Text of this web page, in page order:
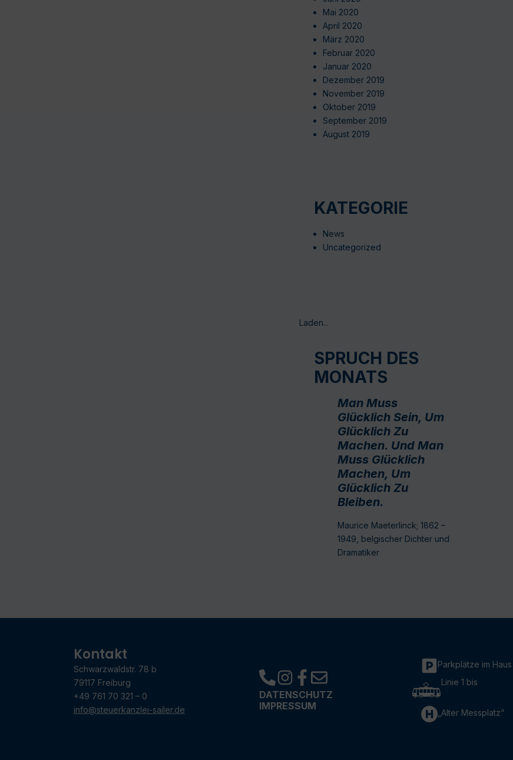
Mai 2020
April 2020
März 2020
Februar 2020
Januar 2020
Dezember 2019
November 2019
Oktober 2019
September 2019
August 2019
KATEGORIE
News
Uncategorized
Laden...
SPRUCH DES
MONATS
Man Muss
Glücklich Sein, Um
Glücklich Zu
Machen. Und Man
Muss Glücklich
Machen, Um
Glücklich Zu
Bleiben.
Maurice Maeterlinck; 1862 –
1949, belgischer Dichter und
Dramatiker
Kontakt
Schwarzwaldstr. 78 b
79117 Freiburg
+49 761 70 321 – 0
info@steuerkanzlei-sailer.de
DATENSCHUTZ
IMPRESSUM
Parkplätze im Haus
Linie 1 bis
„Alter Messplatz“